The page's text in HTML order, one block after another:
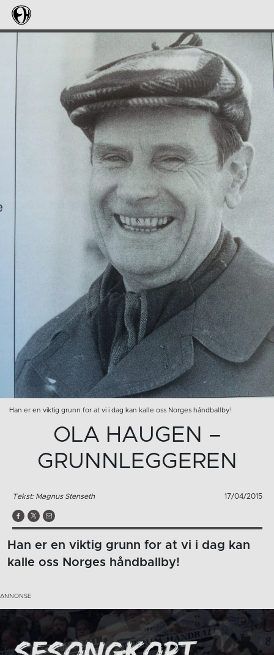
Han er en viktig grunn for at vi i dag kan kalle oss Norges håndballby!
OLA HAUGEN –
GRUNNLEGGEREN
Tekst: Magnus Stenseth 17/04/2015
Han er en viktig grunn for at vi i dag kan
kalle oss Norges håndballby!